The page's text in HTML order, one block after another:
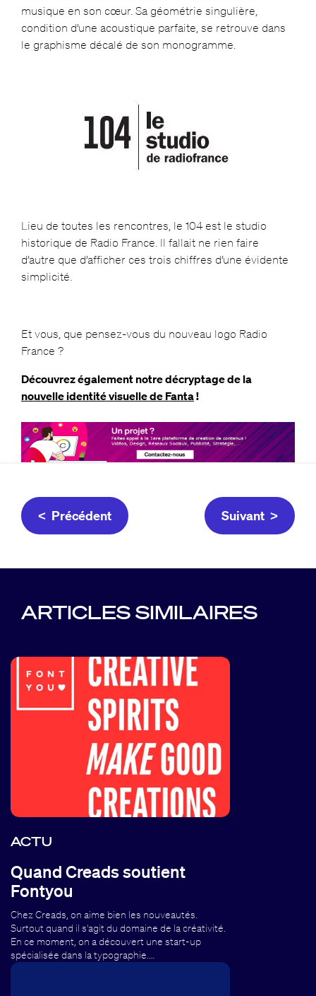
musique en son cœur. Sa géométrie singulière,
condition d’une acoustique parfaite, se retrouve dans
le graphisme décalé de son monogramme.
Lieu de toutes les rencontres, le 104 est le studio
historique de Radio France. Il fallait ne rien faire
d’autre que d’afficher ces trois chiffres d’une évidente
simplicité.
Et vous, que pensez-vous du nouveau logo Radio
France ?
Découvrez également notre décryptage de la
nouvelle identité visuelle de Fanta!
< Précédent Suivant >
ARTICLES SIMILAIRES
ACTU
Quand Creads soutient
Fontyou
Chez Creads, on aime bien les nouveautés.
Surtout quand il s'agit du domaine de la créativité.
En ce moment, on a découvert une start-up
spécialisée dans la typographie.…